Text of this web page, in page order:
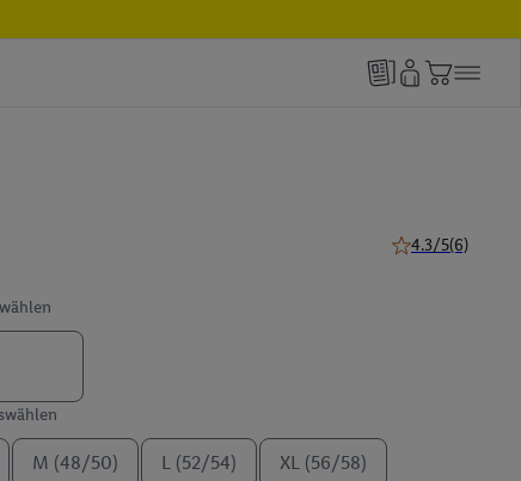
4.3/5(6)
M (48/50) L (52/54) XL (56/58)